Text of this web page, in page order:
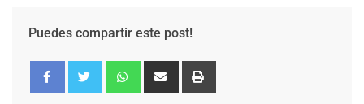
Puedes compartir este post!